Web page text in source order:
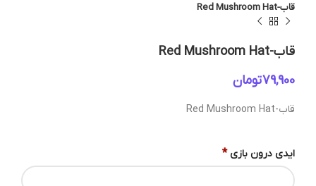
قاب-Red Mushroom Hat
قاب-Red Mushroom Hat
تومان
قاب-Red Mushroom Hat
ایدی درون بازی *